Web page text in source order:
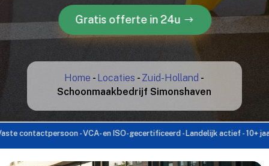
Gratis offerte in 24u
Home - Locaties - Zuid-Holland -
Schoonmaakbedrijf Simonshaven
- VCA- en ISO-gecertificeerd - Landelijk actief - 10+ jaar